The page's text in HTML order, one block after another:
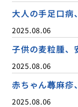
大人の手足口病
2025.08.06
子供の麦粒腫、
2025.08.06
赤ちゃん蕁麻疹
2025.08.06